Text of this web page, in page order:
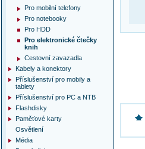
Pro mobilní telefony
Pro notebooky
Pro HDD
Pro elektronické čtečky
knih
Cestovní zavazadla
Kabely a konektory
Příslušenství pro mobily a
tablety
Příslušenství pro PC a NTB
Flashdisky
Paměťové karty
Osvětlení
Média